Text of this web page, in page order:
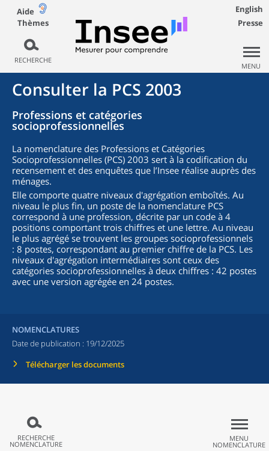
Aide
Thèmes
RECHERCHE
English
Presse
MENU
Consulter la PCS 2003
Professions et catégories
socioprofessionnelles
La nomenclature des Professions et Catégories
Socioprofessionnelles (PCS) 2003 sert à la codification du
recensement et des enquêtes que l’Insee réalise auprès des
ménages.
Elle comporte quatre niveaux d'agrégation emboîtés. Au
niveau le plus fin, un poste de la nomenclature PCS
correspond à une profession, décrite par un code à 4
positions comportant trois chiffres et une lettre. Au niveau
le plus agrégé se trouvent les groupes socioprofessionnels
: 8 postes, correspondant au premier chiffre de la PCS. Les
niveaux d'agrégation intermédiaires sont ceux des
catégories socioprofessionnelles à deux chiffres : 42 postes
avec une version agrégée en 24 postes.
NOMENCLATURES
Date de publication : 19/12/2025
Télécharger les documents
RECHERCHE
NOMENCLATURE
MENU
NOMENCLATURE